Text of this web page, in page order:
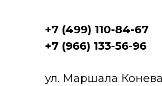
+7 (499) 110-84-67
+7 (966) 133-56-96
ул. Маршала